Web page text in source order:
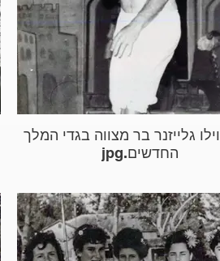
1963 וילו גלייזנר בר מצווה בגדי המלך
החדשים.jpg